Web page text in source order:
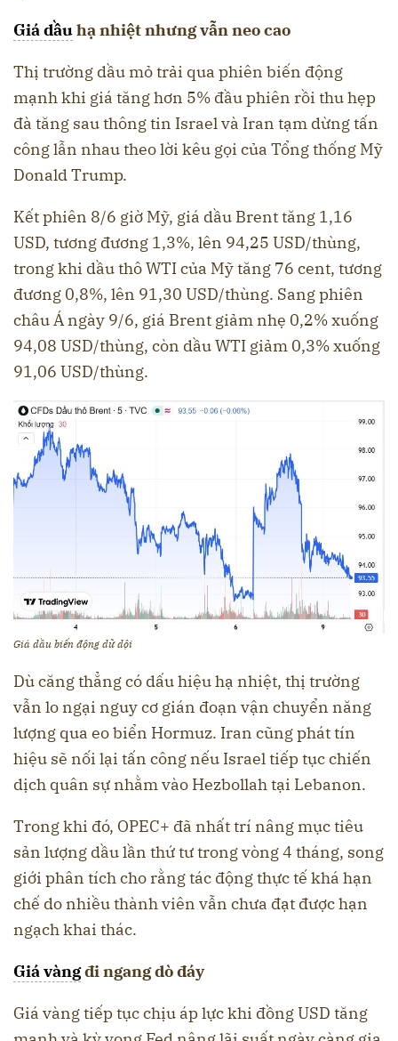
Giá dầuhạ nhiệt nhưng vẫn neo cao
Thị trường dầu mỏ trải qua phiên biến động
mạnh khi giá tăng hơn 5% đầu phiên rồi thu hẹp
đà tăng sau thông tin Israel và Iran tạm dừng tấn
công lẫn nhau theo lời kêu gọi của Tổng thống Mỹ
Donald Trump.
Kết phiên 8/6 giờ Mỹ, giá dầu Brent tăng 1,16
USD, tương đương 1,3%, lên 94,25 USD/thùng,
trong khi dầu thô WTI của Mỹ tăng 76 cent, tương
đương 0,8%, lên 91,30 USD/thùng. Sang phiên
châu Á ngày 9/6, giá Brent giảm nhẹ 0,2% xuống
94,08 USD/thùng, còn dầu WTI giảm 0,3% xuống
91,06 USD/thùng.
Giá dầu biến động dữ dội
Dù căng thẳng có dấu hiệu hạ nhiệt, thị trường
vẫn lo ngại nguy cơ gián đoạn vận chuyển năng
lượng qua eo biển Hormuz. Iran cũng phát tín
hiệu sẽ nối lại tấn công nếu Israel tiếp tục chiến
dịch quân sự nhằm vào Hezbollah tại Lebanon.
Trong khi đó, OPEC+ đã nhất trí nâng mục tiêu
sản lượng dầu lần thứ tư trong vòng 4 tháng, song
giới phân tích cho rằng tác động thực tế khá hạn
chế do nhiều thành viên vẫn chưa đạt được hạn
ngạch khai thác.
Giá vàngđi ngang dò đáy
Giá vàng tiếp tục chịu áp lực khi đồng USD tăng